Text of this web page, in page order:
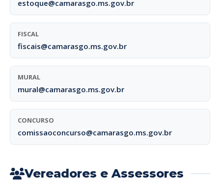
estoque@camarasgo.ms.gov.br
FISCAL
fiscais@camarasgo.ms.gov.br
MURAL
mural@camarasgo.ms.gov.br
CONCURSO
comissaoconcurso@camarasgo.ms.gov.br
Vereadores e Assessores